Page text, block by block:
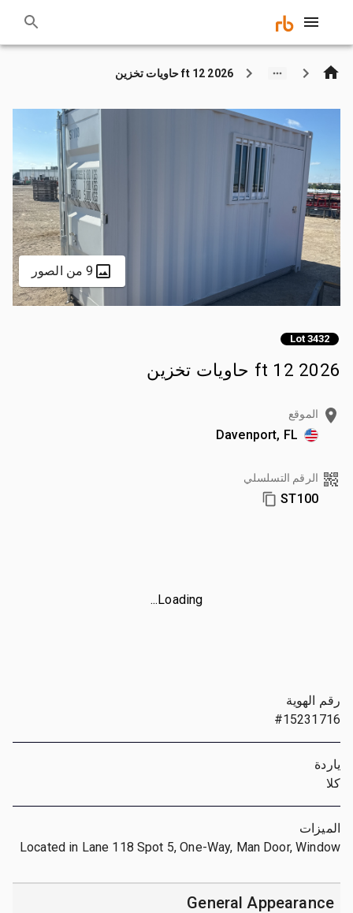
2026 12 ft حاويات تخزين
9 من الصور
Lot 3432
2026 12 ft حاويات تخزين
الموقع
Davenport, FL
الرقم التسلسلي
ST100
Loading...
رقم الهوية
#15231716
ياردة
كلا
الميزات
Located in Lane 118 Spot 5, One-Way, Man Door, Window
General Appearance